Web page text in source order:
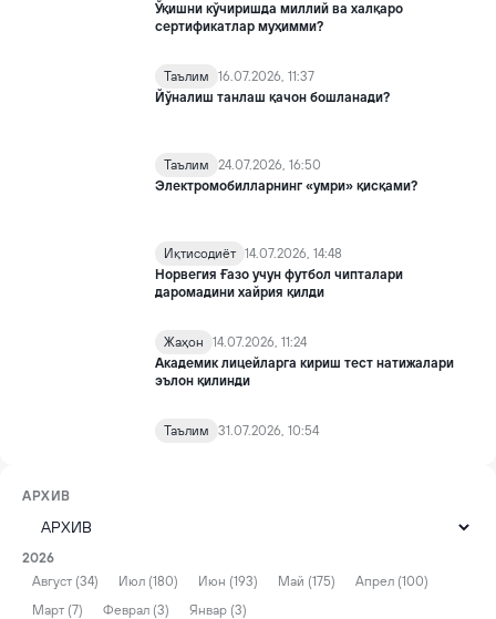
Ўқишни кўчиришда миллий ва халқаро
сертификатлар муҳимми?
Таълим
16.07.2026, 11:37
Йўналиш танлаш қачон бошланади?
Таълим
24.07.2026, 16:50
Электромобилларнинг «умри» қисқами?
Иқтисодиёт 14.07.2026, 14:48
Норвегия Ғазо учун футбол чипталари
даромадини хайрия қилди
Жаҳон
14.07.2026, 11:24
Академик лицейларга кириш тест натижалари
эълон қилинди
Таълим 31.07.2026, 10:54
АРХИВ
2026
Август (34)
Июл (180) Июн (193) Май (175)
Апрел (100)
Март (7)
Феврал (3)
Январ (3)